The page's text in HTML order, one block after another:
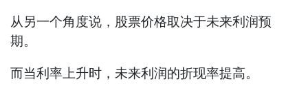
从另一个角度说，股票价格取决于未来利润预
期。
而当利率上升时，未来利润的折现率提高。